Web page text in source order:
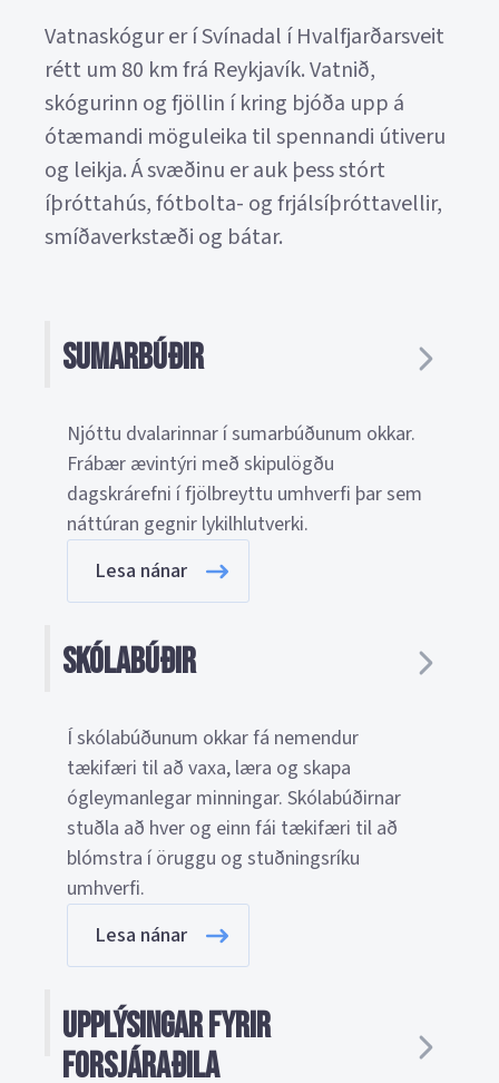
Vatnaskógur er í Svínadal í Hvalfjarðarsveit
rétt um 80 km frá Reykjavík. Vatnið,
skógurinn og fjöllin í kring bjóða upp á
ótæmandi möguleika til spennandi útiveru
og leikja. Á svæðinu er auk þess stórt
íþróttahús, fótbolta- og frjálsíþróttavellir,
smíðaverkstæði og bátar.
Sumarbúðir
Njóttu dvalarinnar í sumarbúðunum okkar.
Frábær ævintýri með skipulögðu
dagskrárefni í fjölbreyttu umhverfi þar sem
náttúran gegnir lykilhlutverki.
Lesa nánar
Skólabúðir
Í skólabúðunum okkar fá nemendur
tækifæri til að vaxa, læra og skapa
ógleymanlegar minningar. Skólabúðirnar
stuðla að hver og einn fái tækifæri til að
blómstra í öruggu og stuðningsríku
umhverfi.
Lesa nánar
Upplýsingar fyrir
forsjáraðila